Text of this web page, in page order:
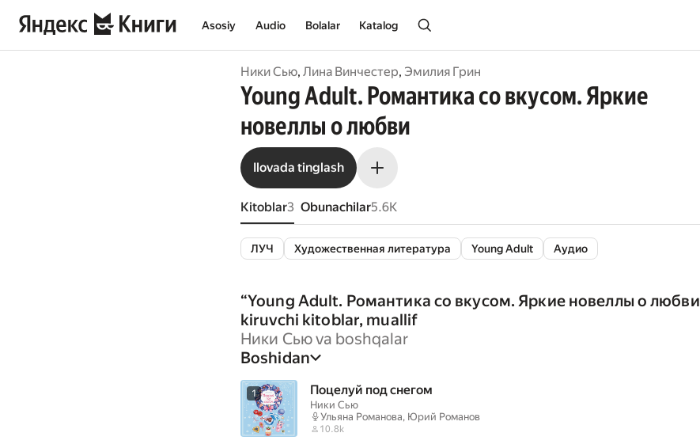
Asosiy Audio Bolalar Katalog
Ники Сью, Лина Винчестер, Эмилия Грин
Young Adult. Романтика со вкусом. Яркие
новеллы о любви
Ilovada tinglash
Kitoblar3 Obunachilar5.6K
ЛУЧ Художественная литература Young Adult Аудио
“Young Adult. Романтика со вкусом. Яркие новеллы о любви
kiruvchi kitoblar, muallif
Ники Сьюva boshqalar
Boshidan
1 Поцелуй под снегом
Ники Сью
Ульяна Романова, Юрий Романов
10.8k